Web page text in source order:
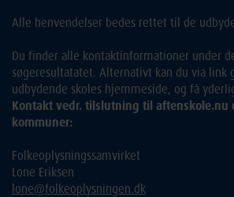
Alle henvendelser bedes rettet til de
Du finder alle kontaktinformationer under
søgeresultatatet. Alternativt kan du via link
udbydende skoles hjemmeside, og få
Kontakt vedr. tilslutning til aftenskole.nu
kommuner:
Folkeoplysningssamvirket
Lone Eriksen
lone@folkeoplysningen.dk